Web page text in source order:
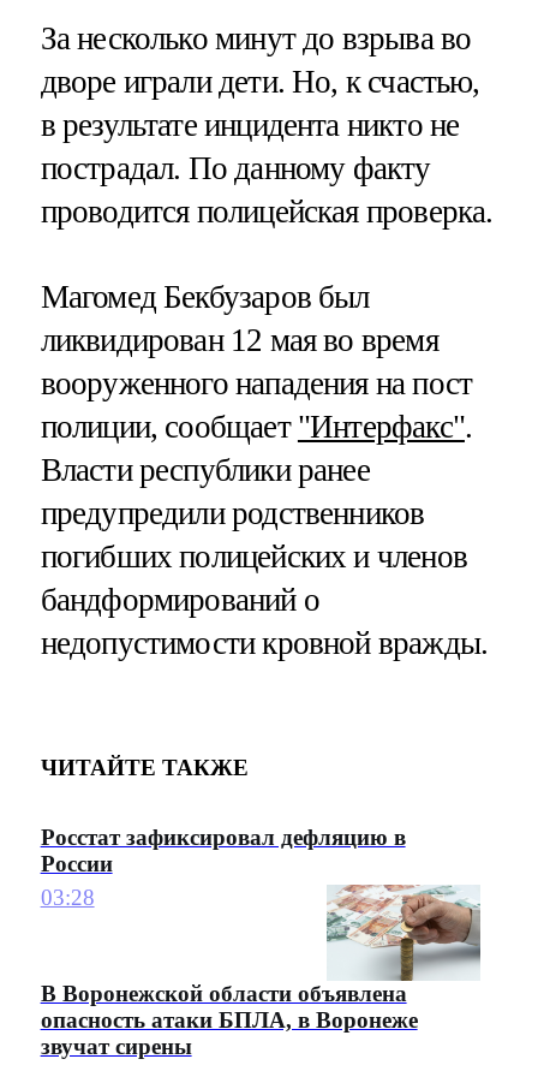
За несколько минут до взрыва во
дворе играли дети. Но, к счастью,
в результате инцидента никто не
пострадал. По данному факту
проводится полицейская проверка.
Магомед Бекбузаров был
ликвидирован 12 мая во время
вооруженного нападения на пост
полиции, сообщает "Интерфакс".
Власти республики ранее
предупредили родственников
погибших полицейских и членов
бандформирований о
недопустимости кровной вражды.
ЧИТАЙТЕ ТАКЖЕ
Росстат зафиксировал дефляцию в
России
03:28
В Воронежской области объявлена
опасность атаки БПЛА, в Воронеже
звучат сирены